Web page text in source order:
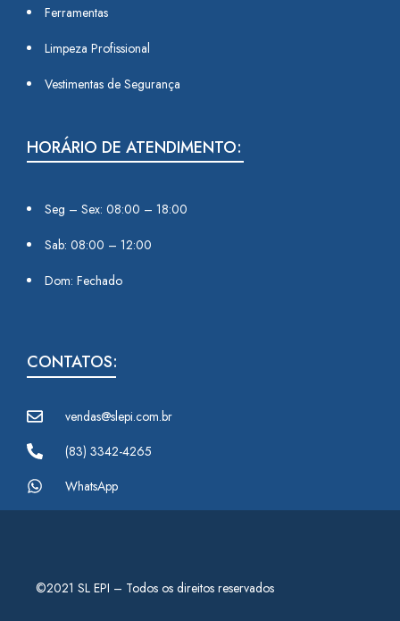
Ferramentas
Limpeza Profissional
Vestimentas de Segurança
HORÁRIO DE ATENDIMENTO:
Seg – Sex: 08:00 – 18:00
Sab: 08:00 – 12:00
Dom: Fechado
CONTATOS:
vendas@slepi.com.br
(83) 3342-4265
WhatsApp
©2021 SL EPI – Todos os direitos reservados